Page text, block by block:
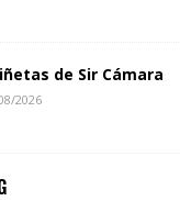
de Sir Cámara
2026